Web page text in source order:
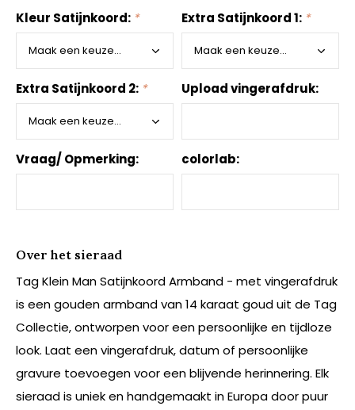
Kleur Satijnkoord: * Extra Satijnkoord 1: *
Extra Satijnkoord 2: * Upload vingerafdruk:
Vraag/ Opmerking: colorlab:
Over het sieraad
Tag Klein Man Satijnkoord Armband - met vingerafdruk
is een gouden armband van 14 karaat goud uit de Tag
Collectie, ontworpen voor een persoonlijke en tijdloze
look. Laat een vingerafdruk, datum of persoonlijke
gravure toevoegen voor een blijvende herinnering. Elk
sieraad is uniek en handgemaakt in Europa door puur